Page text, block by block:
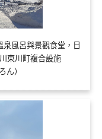
風呂與景觀食堂，日
東川町複合設施
）